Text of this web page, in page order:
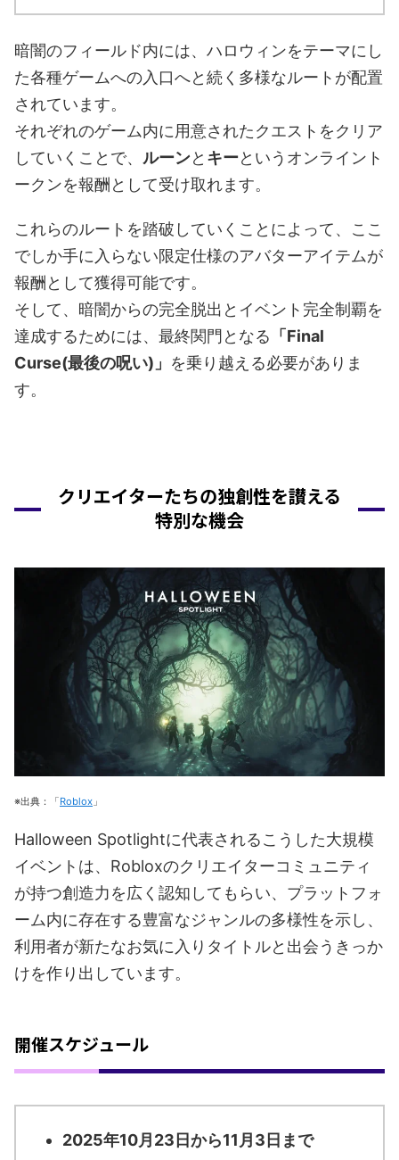
暗闇のフィールド内には、ハロウィンをテーマにし
た各種ゲームへの入口へと続く多様なルートが配置
されています。
それぞれのゲーム内に用意されたクエストをクリア
していくことで、 ルーンと キーというオンライント
ークンを報酬として受け取れます。
これらのルートを踏破していくことによって、ここ
でしか手に入らない限定仕様のアバターアイテムが
報酬として獲得可能です。
そして、暗闇からの完全脱出とイベント完全制覇を
達成するためには、最終関門となる 「Final
Curse(最後の呪い)」 を乗り越える必要がありま
す。
クリエイターたちの独創性を讃える
特別な機会
※出典：「Roblox 」
Halloween Spotlightに代表されるこうした大規模
イベントは、Robloxのクリエイターコミュニティ
が持つ創造力を広く認知してもらい、プラットフォ
ーム内に存在する豊富なジャンルの多様性を示し、
利用者が新たなお気に入りタイトルと出会うきっか
けを作り出しています。
開催スケジュール
2025年10月23日から11月3日まで